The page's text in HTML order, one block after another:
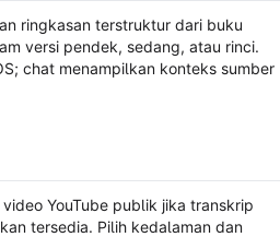
ringkasan terstruktur dari buku
versi pendek, sedang, atau rinci.
chat menampilkan konteks sumber
YouTube publik jika transkrip
tersedia. Pilih kedalaman dan